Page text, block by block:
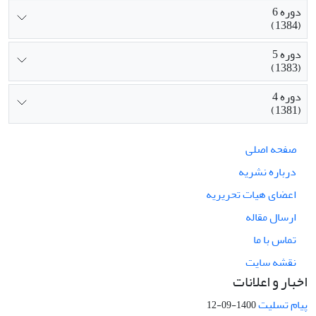
دوره 6
(1384)
دوره 5
(1383)
دوره 4
(1381)
صفحه اصلی
درباره نشریه
اعضای هیات تحریریه
ارسال مقاله
تماس با ما
نقشه سایت
اخبار و اعلانات
پیام تسلیت1400-09-12